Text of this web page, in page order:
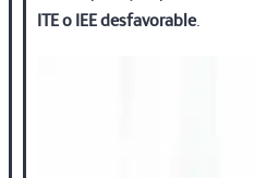
ITE o IEE desfavorable